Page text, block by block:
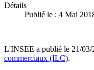
Détails
Publié le : 4 Mai
L'INSEE a publié le 21/03/
commerciaux (ILC).